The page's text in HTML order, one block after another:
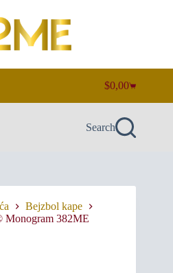
Shopping
cart
$0,00
Search
Bejzbol kape
Monogram 382ME